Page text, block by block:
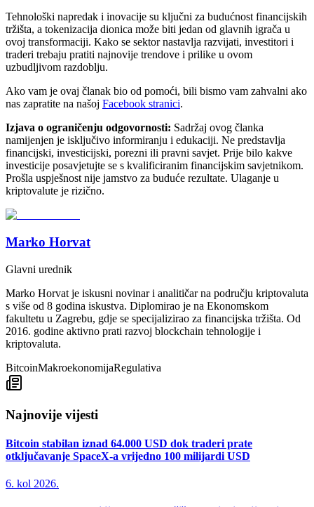
Tehnološki napredak i inovacije su ključni za budućnost financijskih
tržišta, a tokenizacija dionica može biti jedan od glavnih igrača u
ovoj transformaciji. Kako se sektor nastavlja razvijati, investitori i
traderi trebaju pratiti najnovije trendove i prilike u ovom
uzbudljivom razdoblju.
Ako vam je ovaj članak bio od pomoći, bili bismo vam zahvalni ako
nas zapratite na našoj Facebook stranici.
Izjava o ograničenju odgovornosti: Sadržaj ovog članka
namijenjen je isključivo informiranju i edukaciji. Ne predstavlja
financijski, investicijski, porezni ili pravni savjet. Prije bilo kakve
investicije posavjetujte se s kvalificiranim financijskim savjetnikom.
Prošla uspješnost nije jamstvo za buduće rezultate. Ulaganje u
kriptovalute je rizično.
Marko Horvat
Glavni urednik
Marko Horvat je iskusni novinar i analitičar na području kriptovaluta
s više od 8 godina iskustva. Diplomirao je na Ekonomskom
fakultetu u Zagrebu, gdje se specijalizirao za financijska tržišta. Od
2016. godine aktivno prati razvoj blockchain tehnologije i
kriptovaluta.
BitcoinMakroekonomijaRegulativa
Najnovije vijesti
Bitcoin stabilan iznad 64.000 USD dok traderi prate
otključavanje SpaceX-a vrijedno 100 milijardi USD
6. kol 2026.